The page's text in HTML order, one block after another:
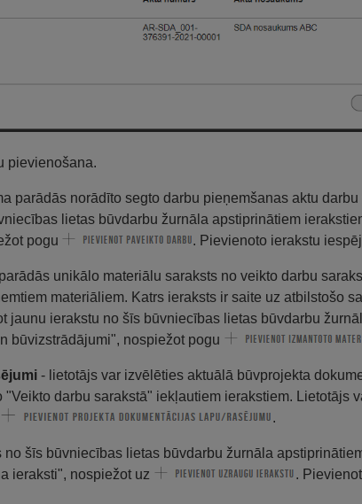
pievienošana.
parādās norādīto segto darbu pieņemšanas aktu darbu
lietas būvdarbu žurnāla apstiprinātiem
pogu
. Pievienoto ierakstu
unikālo materiālu saraksts no veikto darbu
materiāliem. Katrs ieraksts ir saite uz atbilstošo
jaunu ierakstu no šīs būvniecības lietas būvdarbu
būvizstrādājumi", nospiežot pogu
- lietotājs var izvēlēties aktuālā būvprojekta
darbu sarakstā" iekļautiem ierakstiem. Lietotājs
.
šīs būvniecības lietas būvdarbu žurnāla
ieraksti", nospiežot uz
.